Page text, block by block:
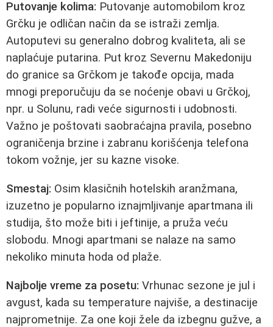
Putovanje kolima: Putovanje automobilom kroz
Grčku je odličan način da se istraži zemlja.
Autoputevi su generalno dobrog kvaliteta, ali se
naplaćuje putarina. Put kroz Severnu Makedoniju
do granice sa Grčkom je takođe opcija, mada
mnogi preporučuju da se noćenje obavi u Grčkoj,
npr. u Solunu, radi veće sigurnosti i udobnosti.
Važno je poštovati saobraćajna pravila, posebno
ograničenja brzine i zabranu korišćenja telefona
tokom vožnje, jer su kazne visoke.
Smestaj: Osim klasičnih hotelskih aranžmana,
izuzetno je popularno iznajmljivanje apartmana ili
studija, što može biti i jeftinije, a pruža veću
slobodu. Mnogi apartmani se nalaze na samo
nekoliko minuta hoda od plaže.
Najbolje vreme za posetu: Vrhunac sezone je jul i
avgust, kada su temperature najviše, a destinacije
najprometnije. Za one koji žele da izbegnu gužve, a